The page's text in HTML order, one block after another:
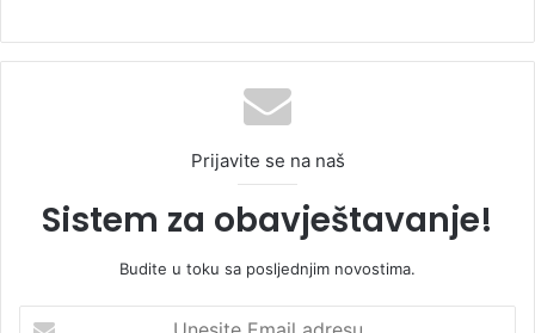
Prijavite se na naš
Sistem za obavještavanje!
Budite u toku sa posljednjim novostima.